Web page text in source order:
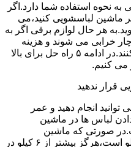
نحوه استفاده شما دارد.اگر
ماشین لباسشویی کنید،می
هر حال لوازم برقی اگر به
خرابی می شوند و هزینه
تعمیر زیادی را برای شما ایجاد می کنند.در ادامه ۵ راه حل برای بالا
می کنیم.
قرار ندهید
انجام دهید و عمر
لباس ها در ماشین
صورتی که ماشین
لباسشویی شما دارای ظرفیت ۶ کیلو است،هرگز بیشتر از ۶ کیلو در